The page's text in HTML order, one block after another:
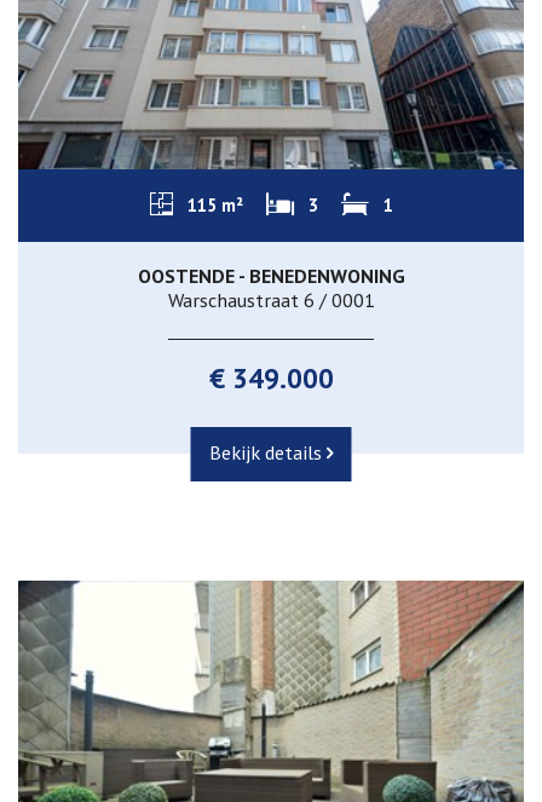
115 m² 3 1
OOSTENDE - BENEDENWONING
Warschaustraat 6 / 0001
€ 349.000
Bekijk details